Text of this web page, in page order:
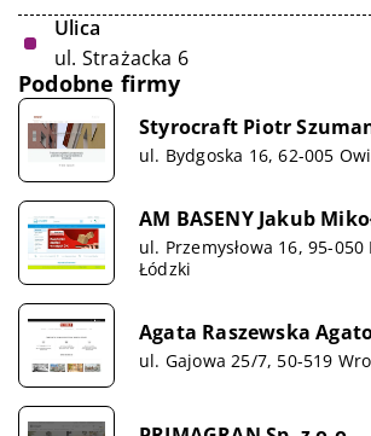
Ulica
ul. Strażacka 6
Podobne firmy
Styrocraft Piotr
ul. Bydgoska 16, 62-005
AM BASENY Jakub
ul. Przemysłowa 16, 95-
Łódzki
Agata Raszewska
ul. Gajowa 25/7, 50-519